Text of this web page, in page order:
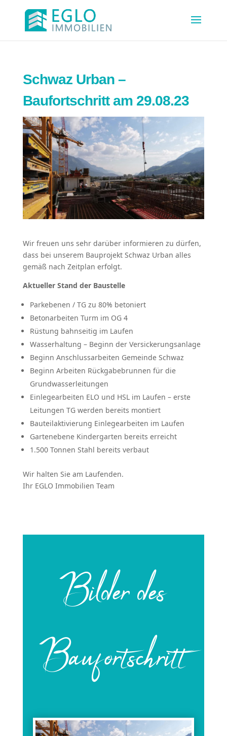
Schwaz Urban –
Baufortschritt am 29.08.23
Wir freuen uns sehr darüber informieren zu dürfen,
dass bei unserem Bauprojekt Schwaz Urban alles
gemäß nach Zeitplan erfolgt.
Aktueller Stand der Baustelle
Parkebenen / TG zu 80% betoniert
Betonarbeiten Turm im OG 4
Rüstung bahnseitig im Laufen
Wasserhaltung – Beginn der Versickerungsanlage
Beginn Anschlussarbeiten Gemeinde Schwaz
Beginn Arbeiten Rückgabebrunnen für die
Grundwasserleitungen
Einlegearbeiten ELO und HSL im Laufen – erste
Leitungen TG werden bereits montiert
Bauteilaktivierung Einlegearbeiten im Laufen
Gartenebene Kindergarten bereits erreicht
1.500 Tonnen Stahl bereits verbaut
Wir halten Sie am Laufenden.
Ihr EGLO Immobilien Team
Bilder des
Baufortschritt